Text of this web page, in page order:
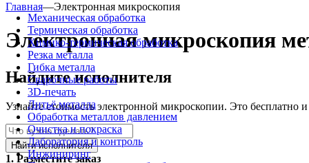
Механическая обработка
Термическая обработка
Химико-термическая обработка
Резка металла
Гибка металла
Сварочные работы
3D-печать
Литьё металла
Обработка металлов давлением
Очистка и покраска
Лаборатория и контроль
Инжиниринг
Главная—Электронная микроскопия
Электронная микроскопия
Найдите исполнителя
Узнайте стоимость электронной микроскопии. Это бесплатно
Найти исполнителя
1. Разместите заказ